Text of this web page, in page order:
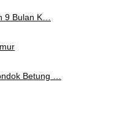
9 Bulan K…
Betung …